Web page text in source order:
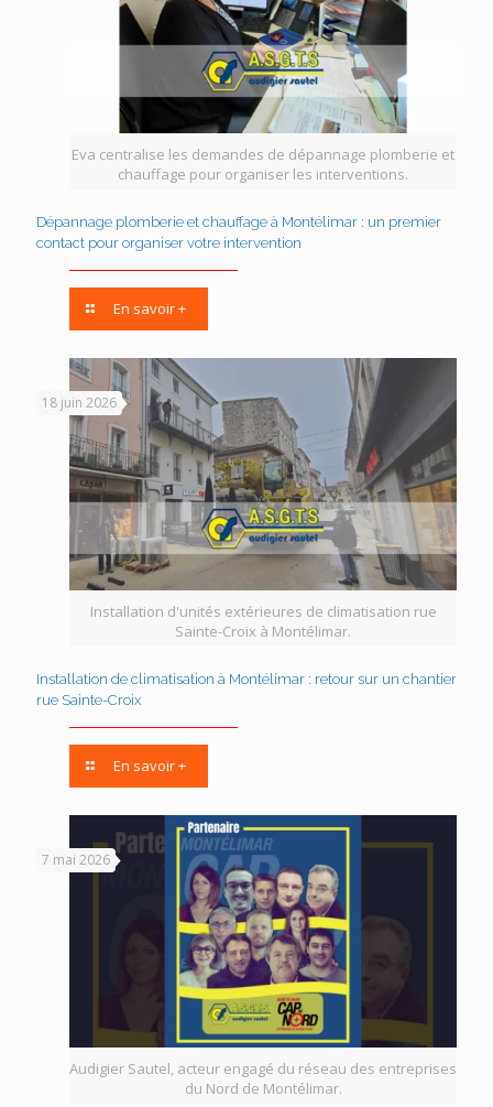
Eva centralise les demandes de dépannage plomberie et
chauffage pour organiser les interventions.
Dépannage plomberie et chauffage à Montélimar : un premier
contact pour organiser votre intervention
En savoir +
Installation d'unités extérieures de climatisation rue
Sainte-Croix à Montélimar.
18 juin 2026
Installation de climatisation à Montélimar : retour sur un chantier
rue Sainte-Croix
En savoir +
Audigier Sautel, acteur engagé du réseau des entreprises
du Nord de Montélimar.
7 mai 2026